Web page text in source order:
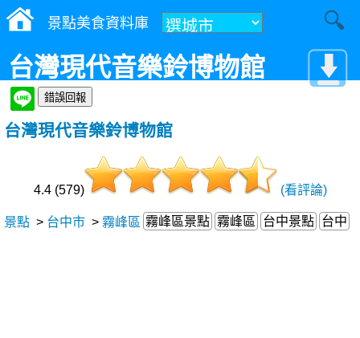
景點美食資料庫
台灣現代音樂鈴博物館
台灣現代音樂鈴博物館
4.4 (579) (看評論)
景點 > 台中市 > 霧峰區 霧峰區景點 霧峰區 台中景點 台中